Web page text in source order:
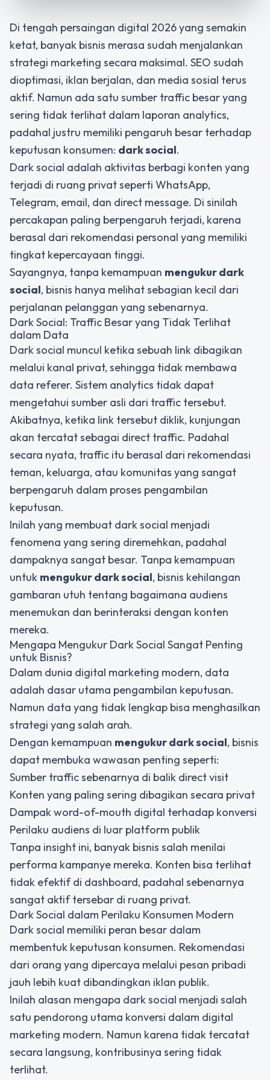
Di tengah persaingan digital 2026 yang semakin
ketat, banyak bisnis merasa sudah menjalankan
strategi marketing secara maksimal. SEO sudah
dioptimasi, iklan berjalan, dan media sosial terus
aktif. Namun ada satu sumber traffic besar yang
sering tidak terlihat dalam laporan analytics,
padahal justru memiliki pengaruh besar terhadap
keputusan konsumen: dark social.
Dark social adalah aktivitas berbagi konten yang
terjadi di ruang privat seperti WhatsApp,
Telegram, email, dan direct message. Di sinilah
percakapan paling berpengaruh terjadi, karena
berasal dari rekomendasi personal yang memiliki
tingkat kepercayaan tinggi.
Sayangnya, tanpa kemampuan mengukur dark
social, bisnis hanya melihat sebagian kecil dari
perjalanan pelanggan yang sebenarnya.
Dark Social: Traffic Besar yang Tidak Terlihat
dalam Data
Dark social muncul ketika sebuah link dibagikan
melalui kanal privat, sehingga tidak membawa
data referer. Sistem analytics tidak dapat
mengetahui sumber asli dari traffic tersebut.
Akibatnya, ketika link tersebut diklik, kunjungan
akan tercatat sebagai direct traffic. Padahal
secara nyata, traffic itu berasal dari rekomendasi
teman, keluarga, atau komunitas yang sangat
berpengaruh dalam proses pengambilan
keputusan.
Inilah yang membuat dark social menjadi
fenomena yang sering diremehkan, padahal
dampaknya sangat besar. Tanpa kemampuan
untuk mengukur dark social, bisnis kehilangan
gambaran utuh tentang bagaimana audiens
menemukan dan berinteraksi dengan konten
mereka.
Mengapa Mengukur Dark Social Sangat Penting
untuk Bisnis?
Dalam dunia digital marketing modern, data
adalah dasar utama pengambilan keputusan.
Namun data yang tidak lengkap bisa menghasilkan
strategi yang salah arah.
Dengan kemampuan mengukur dark social, bisnis
dapat membuka wawasan penting seperti:
Sumber traffic sebenarnya di balik direct visit
Konten yang paling sering dibagikan secara privat
Dampak word-of-mouth digital terhadap konversi
Perilaku audiens di luar platform publik
Tanpa insight ini, banyak bisnis salah menilai
performa kampanye mereka. Konten bisa terlihat
tidak efektif di dashboard, padahal sebenarnya
sangat aktif tersebar di ruang privat.
Dark Social dalam Perilaku Konsumen Modern
Dark social memiliki peran besar dalam
membentuk keputusan konsumen. Rekomendasi
dari orang yang dipercaya melalui pesan pribadi
jauh lebih kuat dibandingkan iklan publik.
Inilah alasan mengapa dark social menjadi salah
satu pendorong utama konversi dalam digital
marketing modern. Namun karena tidak tercatat
secara langsung, kontribusinya sering tidak
terlihat.